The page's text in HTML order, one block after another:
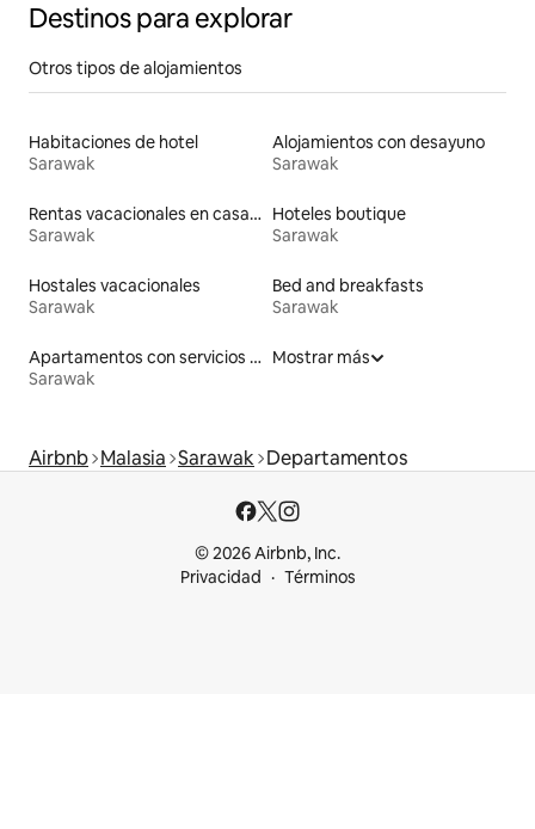
Destinos para explorar
Otros tipos de alojamientos
Habitaciones de hotel
Sarawak
Alojamientos con desayuno
Sarawak
Rentas vacacionales en casas adosadas
Sarawak
Hoteles boutique
Sarawak
Hostales vacacionales
Sarawak
Bed and breakfasts
Sarawak
Apartamentos con servicios incluidos vacacionales
Sarawak
Mostrar más
Airbnb Malasia Sarawak Departamentos
© 2026 Airbnb, Inc.
Privacidad
Términos